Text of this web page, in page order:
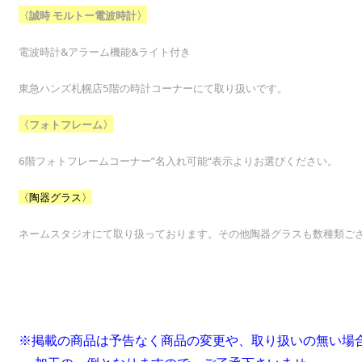
〈誠時 モルトー電波時計〉
電波時計&アラーム機能&ライト付き
東急ハンズ札幌店5階の時計コーナーにて取り扱いです。
〈フォトフレーム〉
6階フォトフレームコーナー”名入れ可能“表示よりお選びください。
〈陶器グラス〉
ネームスタジオにて取り扱っております。その他陶器グラスも数種類ござ
※掲載の商品は予告なく商品の変更や、取り扱いの無い場